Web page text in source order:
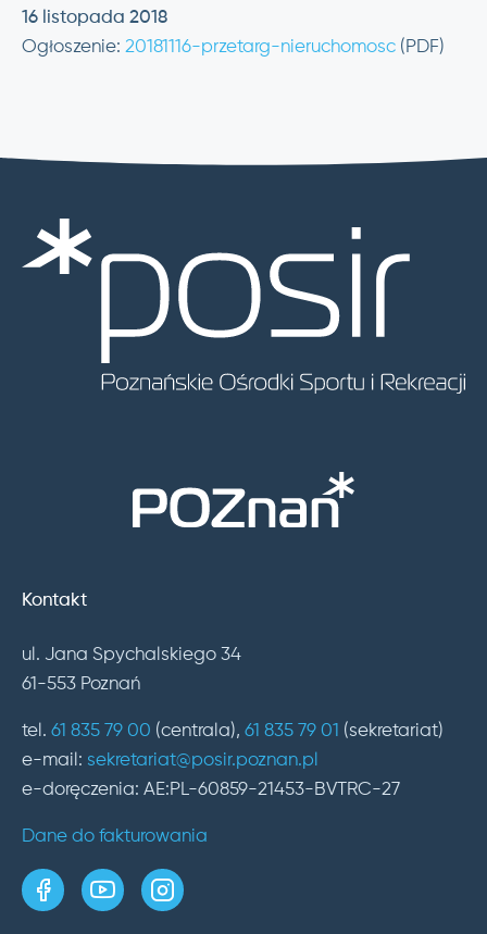
16 listopada 2018
Ogłoszenie: 20181116-przetarg-nieruchomosc (PDF)
Kontakt
ul. Jana Spychalskiego 34
61-553 Poznań
tel. 61 835 79 00 (centrala), 61 835 79 01 (sekretariat)
e-mail: sekretariat@posir.poznan.pl
e-doręczenia: AE:PL-60859-21453-BVTRC-27
Dane do fakturowania
strona w serwisie Facebook
kanał w serwisie YouTube
profil w serwisie Instagram